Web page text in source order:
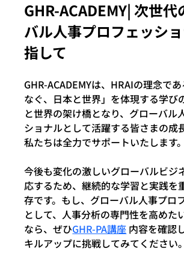
GHR-ACADEMY| 次世代
バル人事プロフェッシ
指して
GHR-ACADEMYは、HRAIの理念で
なぐ、日本と世界」を体現する学び
と世界の架け橋となり、グローバル
ショナルとして活躍する皆さまの成
私たちは全力でサポートいたします。
今後も変化の激しいグローバルビジ
応するため、継続的な学習と実践を
存です。もし、グローバル人事プロ
として、人事分析の専門性を高めた
なら、ぜひGHR-PA講座 内容を確認
キルアップに挑戦してみてください。